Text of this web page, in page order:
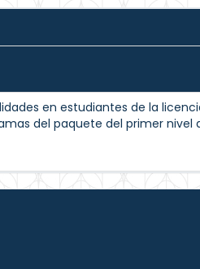
en estudiantes de la
del paquete del primer nivel